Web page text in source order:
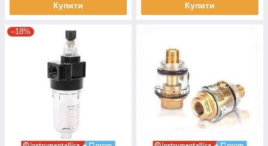
Купити Купити
–18%